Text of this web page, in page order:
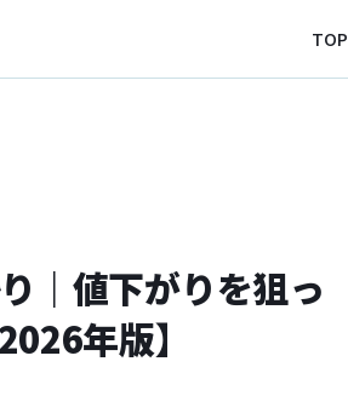
TOP
｜値下がりを狙っ
年版】